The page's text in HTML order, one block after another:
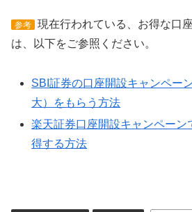
参考
現在行われている、お得な口
は、以下をご参照ください。
SBI証券の口座開設キャンペー
大）をもらう方法
楽天証券口座開設キャンペーン
得する方法